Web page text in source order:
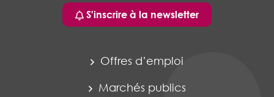
S'inscrire à la newsletter
Offres d’emploi
Marchés publics